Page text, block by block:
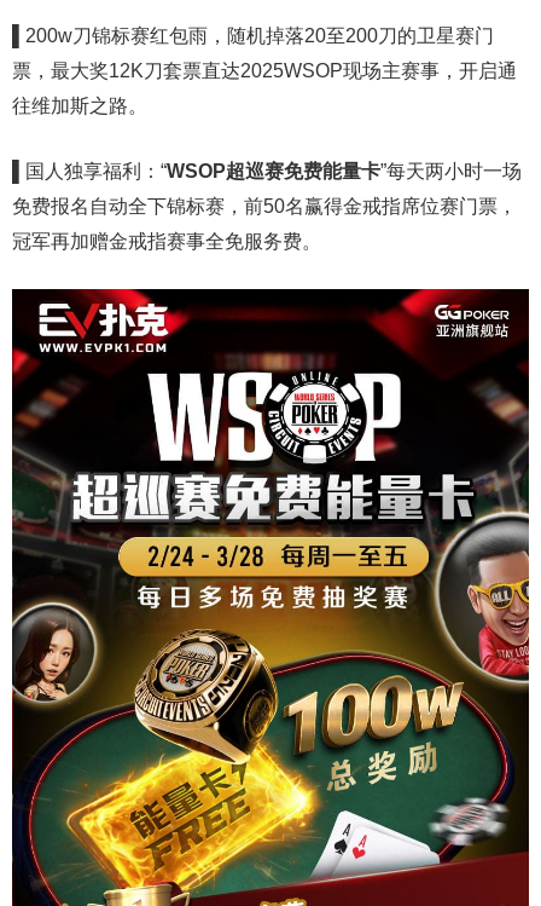
200w刀锦标赛红包雨，随机掉落20至200刀的卫星赛门
票，最大奖12K刀套票直达2025WSOP现场主赛事，开启通
往维加斯之路。
国人独享福利：“WSOP超巡赛免费能量卡”每天两小时一场
免费报名自动全下锦标赛，前50名赢得金戒指席位赛门票，
冠军再加赠金戒指赛事全免服务费。